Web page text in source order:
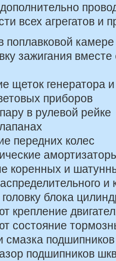
всех агрегатов и
поплавковой
зажигания
щеток генератора
приборов
в рулевой рейке
передних колес
коренных и
и
блока
крепление
состояние
смазка
подшипников